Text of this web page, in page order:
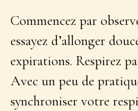
Commencez par
essayez d’allonger
expirations. Respirez
Avec un peu de
synchroniser votre